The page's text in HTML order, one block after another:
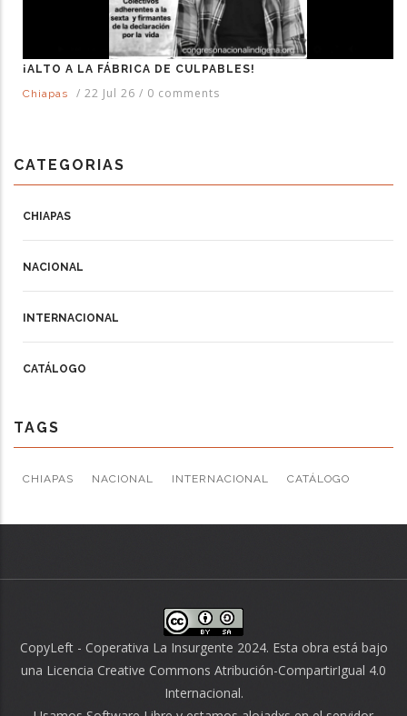
¡ALTO A LA FÁBRICA DE CULPABLES!
Chiapas
/ 22 Jul 26 / 0 comments
CATEGORIAS
CHIAPAS
NACIONAL
INTERNACIONAL
CATÁLOGO
TAGS
CHIAPAS NACIONAL INTERNACIONAL CATÁLOGO
CopyLeft - Coperativa La Insurgente 2024. Esta obra está bajo
una Licencia Creative Commons Atribución-CompartirIgual 4.0
Internacional.